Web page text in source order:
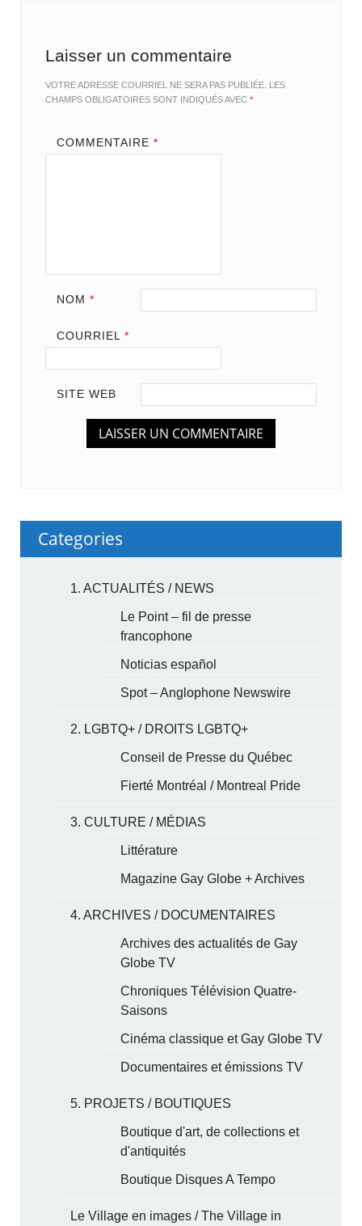
Laisser un commentaire
VOTRE ADRESSE COURRIEL NE SERA PAS PUBLIÉE. LES
CHAMPS OBLIGATOIRES SONT INDIQUÉS AVEC*
COMMENTAIRE *
NOM *
COURRIEL *
SITE WEB
Categories
1. ACTUALITÉS / NEWS
Le Point – fil de presse
francophone
Noticias español
Spot – Anglophone Newswire
2. LGBTQ+ / DROITS LGBTQ+
Conseil de Presse du Québec
Fierté Montréal / Montreal Pride
3. CULTURE / MÉDIAS
Littérature
Magazine Gay Globe + Archives
4. ARCHIVES / DOCUMENTAIRES
Archives des actualités de Gay
Globe TV
Chroniques Télévision Quatre-
Saisons
Cinéma classique et Gay Globe TV
Documentaires et émissions TV
5. PROJETS / BOUTIQUES
Boutique d'art, de collections et
d'antiquités
Boutique Disques A Tempo
Le Village en images / The Village in